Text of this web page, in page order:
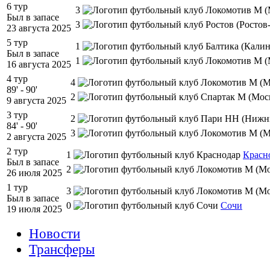
6 тур
Был в запасе
23 августа 2025
3
3
5 тур
Был в запасе
16 августа 2025
1
1
4 тур
89' - 90'
9 августа 2025
4
2
3 тур
84' - 90'
2 августа 2025
2
3
2 тур
Был в запасе
26 июля 2025
1
2
1 тур
Был в запасе
19 июля 2025
3
0
Сочи
Новости
Трансферы